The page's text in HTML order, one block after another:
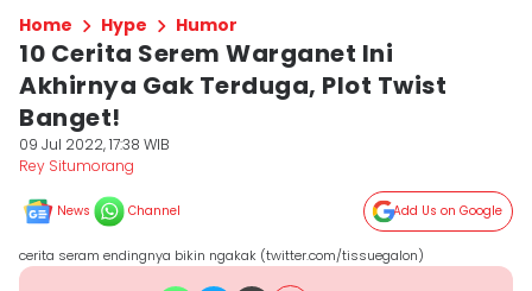
Home Hype Humor
10 Cerita Serem Warganet Ini
Akhirnya Gak Terduga, Plot Twist
Banget!
09 Jul 2022, 17:38 WIB
Rey Situmorang
News Channel Add Us on Google
cerita seram endingnya bikin ngakak (twitter.com/tissuegalon)